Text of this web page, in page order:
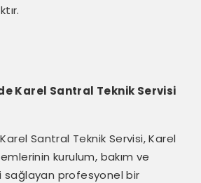
Karel Santral Teknik Servisi
Santral Teknik Servisi, Karel
kurulum, bakım ve
sağlayan profesyonel bir